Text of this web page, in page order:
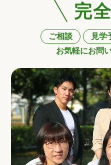
完
ご相談 見学
お気軽にお問